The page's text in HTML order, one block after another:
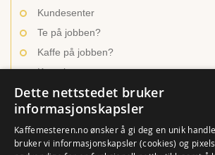
Kundesenter
Te på jobben?
Kaffe på jobben?
Kontakt oss
INSPIRASJON OG LÆRING
Dette nettstedet bruker
informasjonskapsler
Kaffemesteren.no ønsker å gi deg en unik
bruker vi informasjonskapsler (cookies) og